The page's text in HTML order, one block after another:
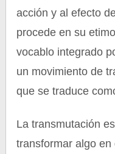
acción y al efecto
procede en su
vocablo integrado
un movimiento de
que se traduce
La transmutación
transformar algo